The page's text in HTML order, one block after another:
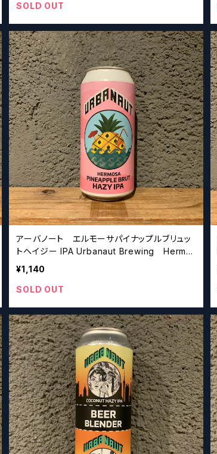
SOLD OUT
アーバノート エルモーサパイナップルブリュッ
トヘイジー IPA Urbanaut Brewing Hermo
sa Pineapple Brut Hazy IPA (Hazy IPA)
¥1,140
SOLD OUT